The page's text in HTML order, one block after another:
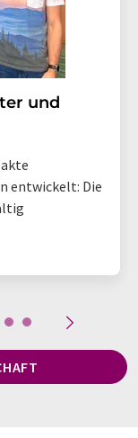
und
entwickelt: Die